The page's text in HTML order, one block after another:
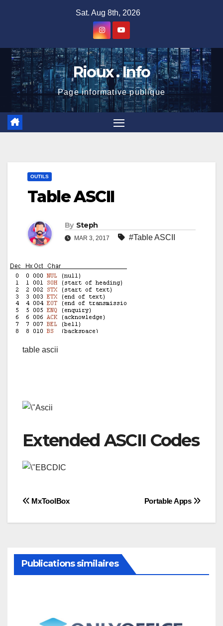
Sat. Aug 8th, 2026
Rioux . Info
Page informative publique
OUTILS
Table ASCII
By Steph
MAR 3, 2017 #Table ASCII
table ascii
Extended ASCII Codes
Post
navigation
Portable Apps
MxToolBox
Publications similaires